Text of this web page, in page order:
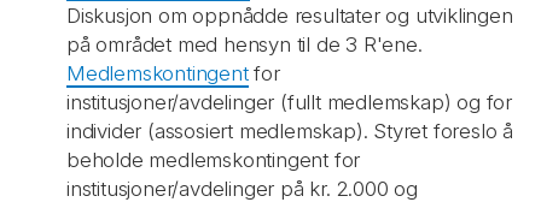
Diskusjon om oppnådde resultater og utviklingen
på området med hensyn til de 3 R'ene.
Medlemskontingentfor
institusjoner/avdelinger (fullt medlemskap) og for
individer (assosiert medlemskap). Styret foreslo å
beholde medlemskontingent for
institusjoner/avdelinger på kr. 2.000 og